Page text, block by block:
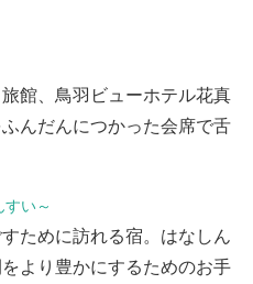
館、鳥羽ビューホテル花真
んだんにつかった会席で舌
い～
ために訪れる宿。はなしん
より豊かにするためのお手